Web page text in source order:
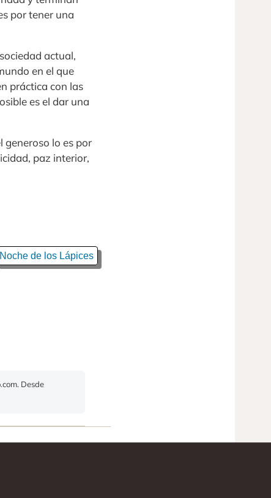
por tener una
actual,
en el que
práctica con las
es el dar una
generoso lo es por
paz interior,
Noche de los Lápices
Desde